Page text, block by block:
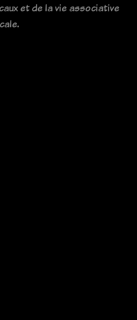
et de la vie associative